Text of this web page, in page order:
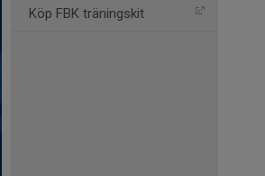
Köp FBK träningskit